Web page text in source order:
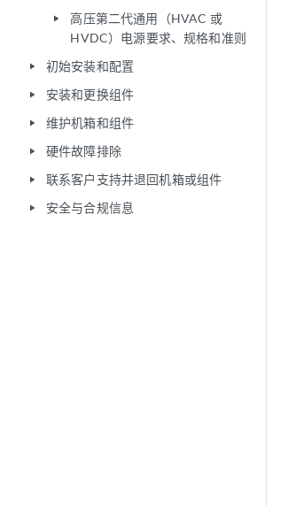
play_arrow
高压第二代通用（HVAC 或
HVDC）电源要求、规格和准则
play_arrow 初始安装和配置
play_arrow 安装和更换组件
play_arrow 维护机箱和组件
play_arrow 硬件故障排除
play_arrow 联系客户支持并退回机箱或组件
play_arrow 安全与合规信息